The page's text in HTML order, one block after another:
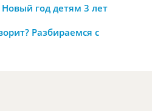
год детям 3 лет
Разбираемся с